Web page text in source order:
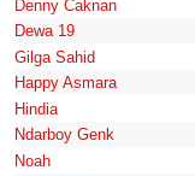
Denny Caknan
Dewa 19
Gilga Sahid
Happy Asmara
Hindia
Ndarboy Genk
Noah